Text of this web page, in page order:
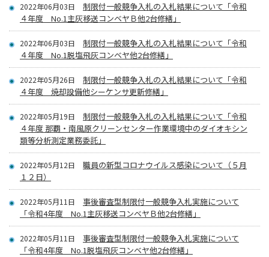
2022年06月03日
制限付一般競争入札の入札結果について「令和
４年度 No.1主灰移送コンベヤＢ他2台修繕」
2022年06月03日
制限付一般競争入札の入札結果について「令和
４年度 No.1脱塩飛灰コンベヤ他2台修繕」
2022年05月26日
制限付一般競争入札の入札結果について「令和
４年度 焼却設備他シーケンサ更新修繕」
2022年05月19日
制限付一般競争入札の入札結果について「令和
４年度 那覇・南風原クリーンセンター作業環境中のダイオキシン
類等分析測定業務委託」
2022年05月12日
職員の新型コロナウイルス感染について（５月
１２日）
2022年05月11日
事後審査型制限付一般競争入札実施について
「令和4年度 No.1主灰移送コンベヤＢ他2台修繕」
2022年05月11日
事後審査型制限付一般競争入札実施について
「令和4年度 No.1脱塩飛灰コンベヤ他2台修繕」